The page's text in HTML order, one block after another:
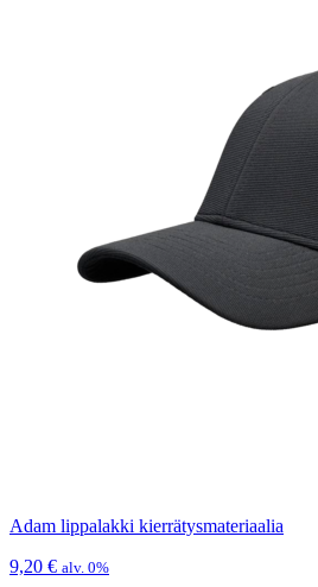
Adam lippalakki kierrätysmateriaalia
9,20 € alv. 0%